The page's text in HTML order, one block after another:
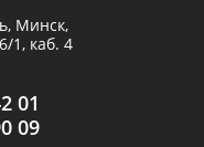
Минск,
1, каб. 4
01
09